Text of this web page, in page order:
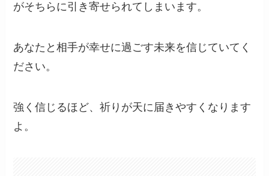
がそちらに引き寄せられてしまいます。
あなたと相手が幸せに過ごす未来を信じていてく
ださい。
強く信じるほど、祈りが天に届きやすくなります
よ。